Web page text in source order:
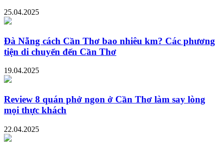
25.04.2025
Đà Nẵng cách Cần Thơ bao nhiêu km? Các phương
tiện di chuyển đến Cần Thơ
19.04.2025
Review 8 quán phở ngon ở Cần Thơ làm say lòng
mọi thực khách
22.04.2025